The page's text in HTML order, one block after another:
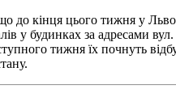
до кінця цього тижня у
у будинках за адресами
тижня їх почнуть